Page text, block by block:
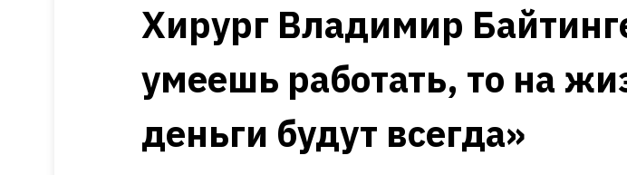
Хирург Владимир
умеешь работать, то на
деньги будут всегда»